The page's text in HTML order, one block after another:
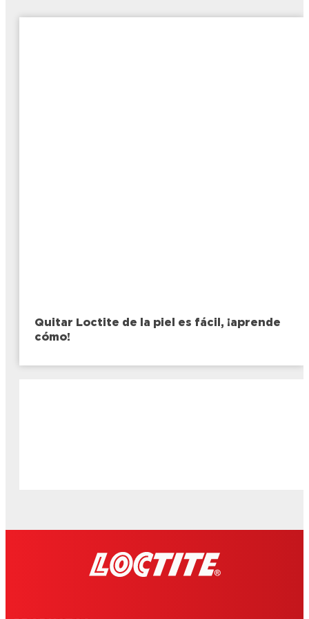
Quitar Loctite de la piel es fácil, ¡aprende
cómo!